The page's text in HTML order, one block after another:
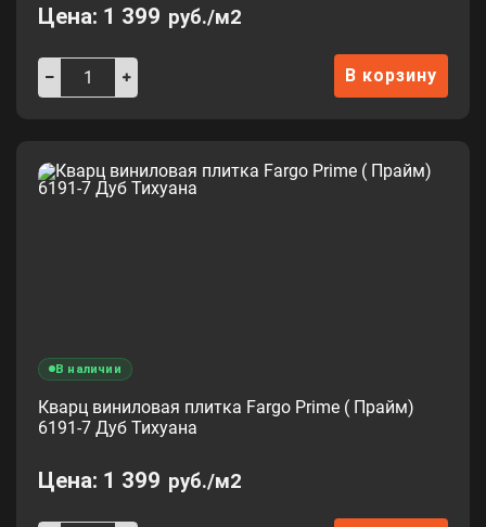
Цена: 1 399 руб./м2
В корзину
В наличии
Кварц виниловая плитка Fargo Prime ( Прайм)
6191-7 Дуб Тихуана
Цена: 1 399 руб./м2